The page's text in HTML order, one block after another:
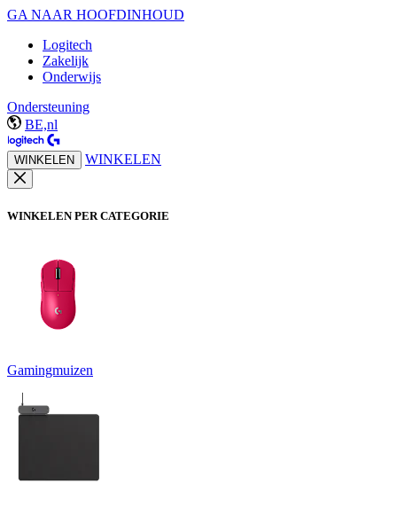
GA NAAR HOOFDINHOUD
Logitech
Zakelijk
Onderwijs
Ondersteuning
BE,nl
WINKELEN WINKELEN
WINKELEN PER CATEGORIE
Gamingmuizen